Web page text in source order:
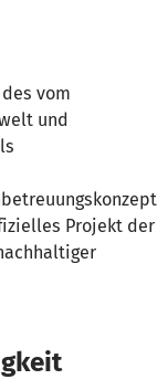
vom
und
Projekt der